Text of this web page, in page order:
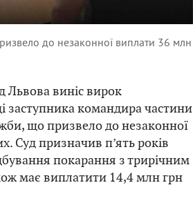
до незаконної виплати 36 млн
Львова виніс вирок
заступника командира частини
що призвело до незаконної
Суд призначив п’ять років
покарання з трирічним
має виплатити 14,4 млн грн